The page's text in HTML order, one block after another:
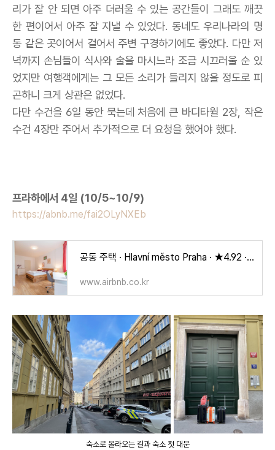
리가 잘 안 되면 아주 더러울 수 있는 공간들이 그래도 깨끗
한 편이어서 아주 잘 지낼 수 있었다. 동네도 우리나라의 명
동 같은 곳이어서 걸어서 주변 구경하기에도 좋았다. 다만 저
녁까지 손님들이 식사와 술을 마시느라 조금 시끄러울 순 있
었지만 여행객에게는 그 모든 소리가 들리지 않을 정도로 피
곤하니 크게 상관은 없었다.
다만 수건을 6일 동안 묵는데 처음에 큰 바디타월 2장, 작은
수건 4장만 주어서 추가적으로 더 요청을 했어야 했다.
프라하에서 4일 (10/5~10/9)
https://abnb.me/fai2OLyNXEb
공동 주택 · Hlavní město Praha · ★4.92 · 침실 1개 · 침대 2개 · 욕실 1개
www.airbnb.co.kr
숙소로 올라오는 길과 숙소 첫 대문